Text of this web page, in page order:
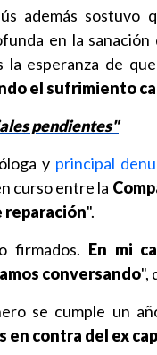
además
en la
la esperanza de que
el sufrimiento
pendientes"
y principal
curso entre la
reparación".
firmados. En mi
conversando",
se cumple un
en contra del ex